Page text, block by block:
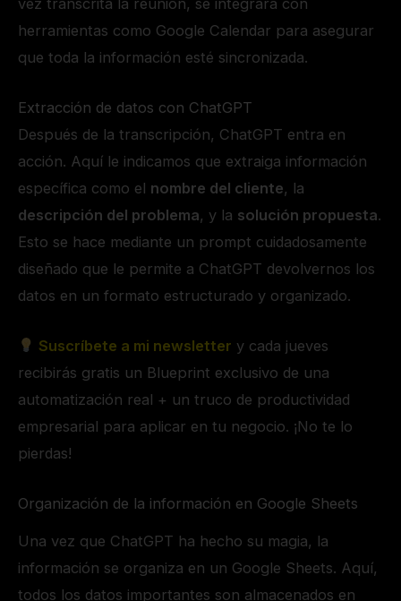
herramientas como Google Calendar para asegurar
que toda la información esté sincronizada.
Extracción de datos con ChatGPT
Después de la transcripción, ChatGPT entra en
acción. Aquí le indicamos que extraiga información
específica como el nombre del cliente, la
descripción del problema, y la solución propuesta.
Esto se hace mediante un prompt cuidadosamente
diseñado que le permite a ChatGPT devolvernos los
datos en un formato estructurado y organizado.
Suscríbete a mi newsletter y cada jueves
recibirás gratis un Blueprint exclusivo de una
automatización real + un truco de productividad
empresarial para aplicar en tu negocio. ¡No te lo
pierdas!
Organización de la información en Google Sheets
Una vez que ChatGPT ha hecho su magia, la
información se organiza en un Google Sheets. Aquí,
todos los datos importantes son almacenados en